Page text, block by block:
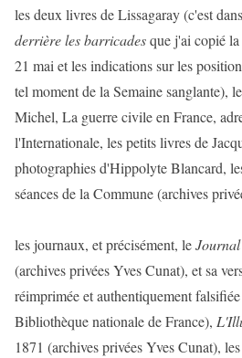
les deux livres de Lissagaray (c'est dans
derrière les barricadesque j'ai copié
21 mai et les indications sur les
tel moment de la Semaine sanglante),
Michel, La guerre civile en France,
l'Internationale, les petits livres de
photographies d'Hippolyte Blancard,
séances de la Commune (archives
les journaux, et précisément, le
(archives privées Yves Cunat), et sa
réimprimée et authentiquement
Bibliothèque nationale de France),
1871 (archives privées Yves Cunat), les